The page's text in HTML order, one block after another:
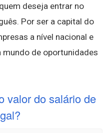
deseja entrar no
Por ser a capital do
a nível nacional e
mundo de oportunidades
valor do salário de